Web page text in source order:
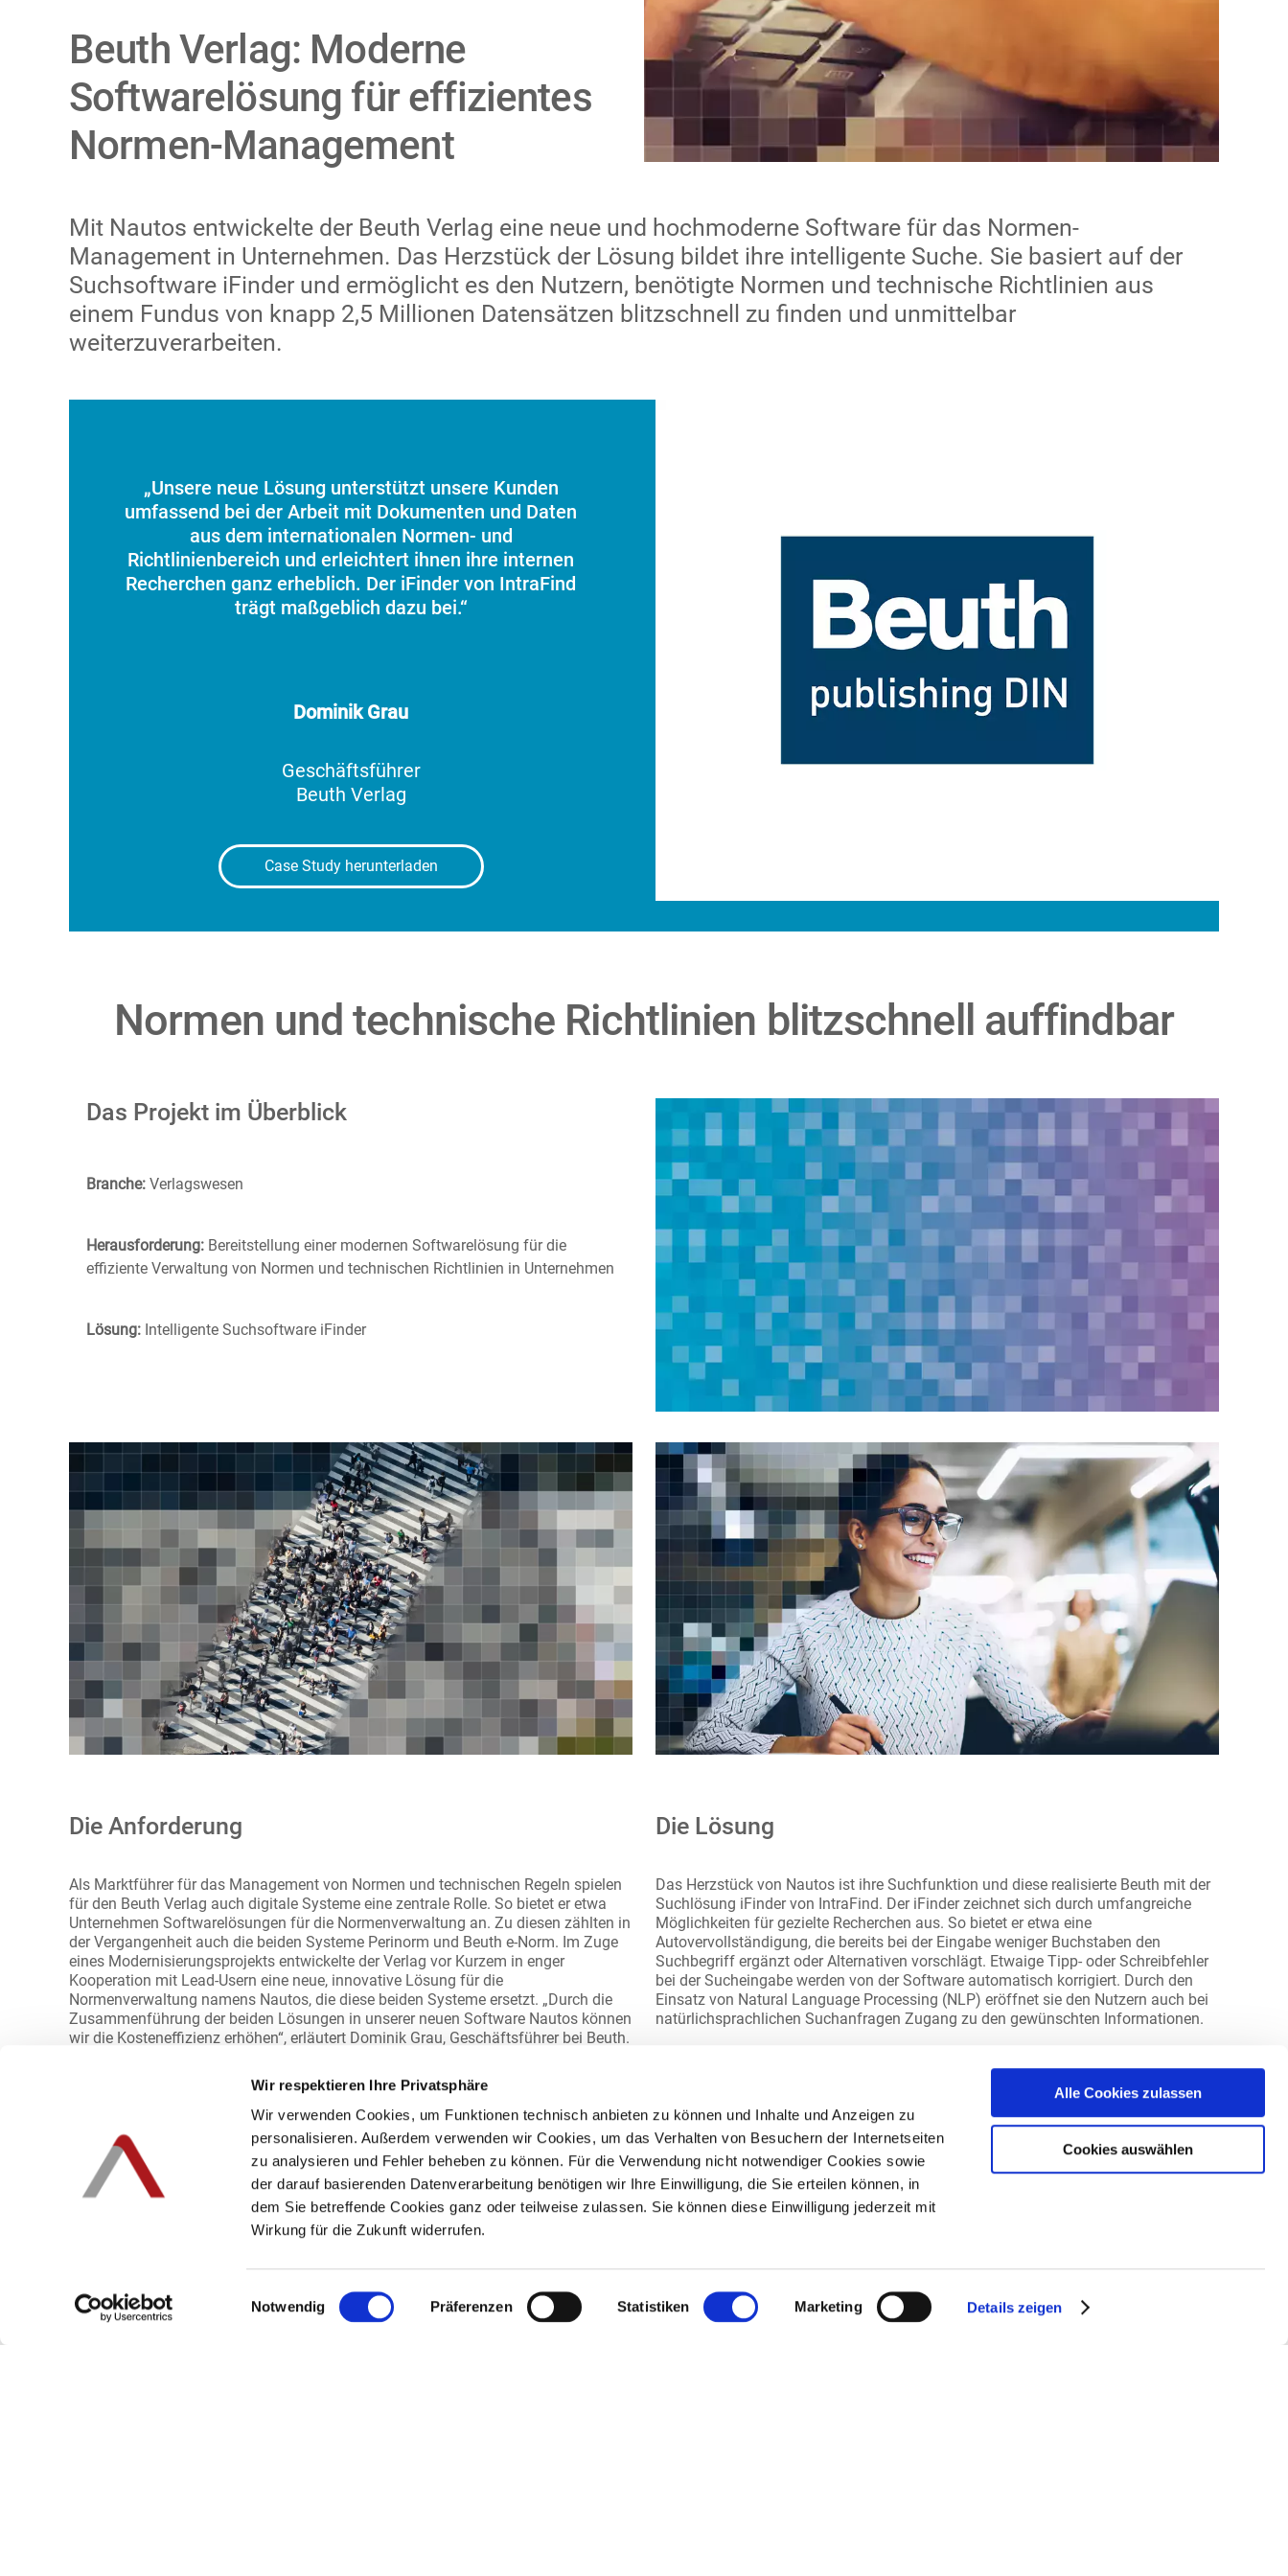
Wir respektieren Ihre Privatsphäre
Wir verwenden Cookies, um Funktionen technisch anbieten zu können und Inhalte und Anzeigen zu
personalisieren. Außerdem verwenden wir Cookies, um das Verhalten von Besuchern der Internetseiten
zu analysieren und Fehler beheben zu können. Für die Verwendung nicht notwendiger Cookies sowie
der darauf basierenden Datenverarbeitung benötigen wir Ihre Einwilligung, die Sie erteilen können, in
dem Sie betreffende Cookies ganz oder teilweise zulassen. Sie können diese Einwilligung jederzeit mit
Wirkung für die Zukunft widerrufen.
Einwilligungsauswahl
Notwendig Präferenzen Statistiken Marketing Details zeigen
Alle Cookies zulassen
Cookies auswählen
Beuth Verlag: Moderne
Softwarelösung für effizientes
Normen-Management
Mit Nautos entwickelte der Beuth Verlag eine neue und hochmoderne Software für das Normen-
Management in Unternehmen. Das Herzstück der Lösung bildet ihre intelligente Suche. Sie basiert auf der
Suchsoftware iFinder und ermöglicht es den Nutzern, benötigte Normen und technische Richtlinien aus
einem Fundus von knapp 2,5 Millionen Datensätzen blitzschnell zu finden und unmittelbar
weiterzuverarbeiten.
„Unsere neue Lösung unterstützt unsere Kunden
umfassend bei der Arbeit mit Dokumenten und Daten
aus dem internationalen Normen- und
Richtlinienbereich und erleichtert ihnen ihre internen
Recherchen ganz erheblich. Der iFinder von IntraFind
trägt maßgeblich dazu bei.“
Dominik Grau
Geschäftsführer
Beuth Verlag
Case Study herunterladen
Normen und technische Richtlinien blitzschnell auffindbar
Das Projekt im Überblick
Branche: Verlagswesen
Herausforderung: Bereitstellung einer modernen Softwarelösung für die
effiziente Verwaltung von Normen und technischen Richtlinien in Unternehmen
Lösung: Intelligente Suchsoftware iFinder
Die Anforderung
Als Marktführer für das Management von Normen und technischen Regeln spielen
für den Beuth Verlag auch digitale Systeme eine zentrale Rolle. So bietet er etwa
Unternehmen Softwarelösungen für die Normenverwaltung an. Zu diesen zählten in
der Vergangenheit auch die beiden Systeme Perinorm und Beuth e-Norm. Im Zuge
eines Modernisierungsprojekts entwickelte der Verlag vor Kurzem in enger
Kooperation mit Lead-Usern eine neue, innovative Lösung für die
Normenverwaltung namens Nautos, die diese beiden Systeme ersetzt. „Durch die
Zusammenführung der beiden Lösungen in unserer neuen Software Nautos können
wir die Kosteneffizienz erhöhen“, erläutert Dominik Grau, Geschäftsführer bei Beuth.
dadurch neue Umsatzpotenziale eröffnet.“
Die Lösung
Das Herzstück von Nautos ist ihre Suchfunktion und diese realisierte Beuth mit der
Suchlösung iFinder von IntraFind. Der iFinder zeichnet sich durch umfangreiche
Möglichkeiten für gezielte Recherchen aus. So bietet er etwa eine
Autovervollständigung, die bereits bei der Eingabe weniger Buchstaben den
Suchbegriff ergänzt oder Alternativen vorschlägt. Etwaige Tipp- oder Schreibfehler
bei der Sucheingabe werden von der Software automatisch korrigiert. Durch den
Einsatz von Natural Language Processing (NLP) eröffnet sie den Nutzern auch bei
natürlichsprachlichen Suchanfragen Zugang zu den gewünschten Informationen.
Vollständige Case Study herunterladen